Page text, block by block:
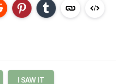
I SAW IT